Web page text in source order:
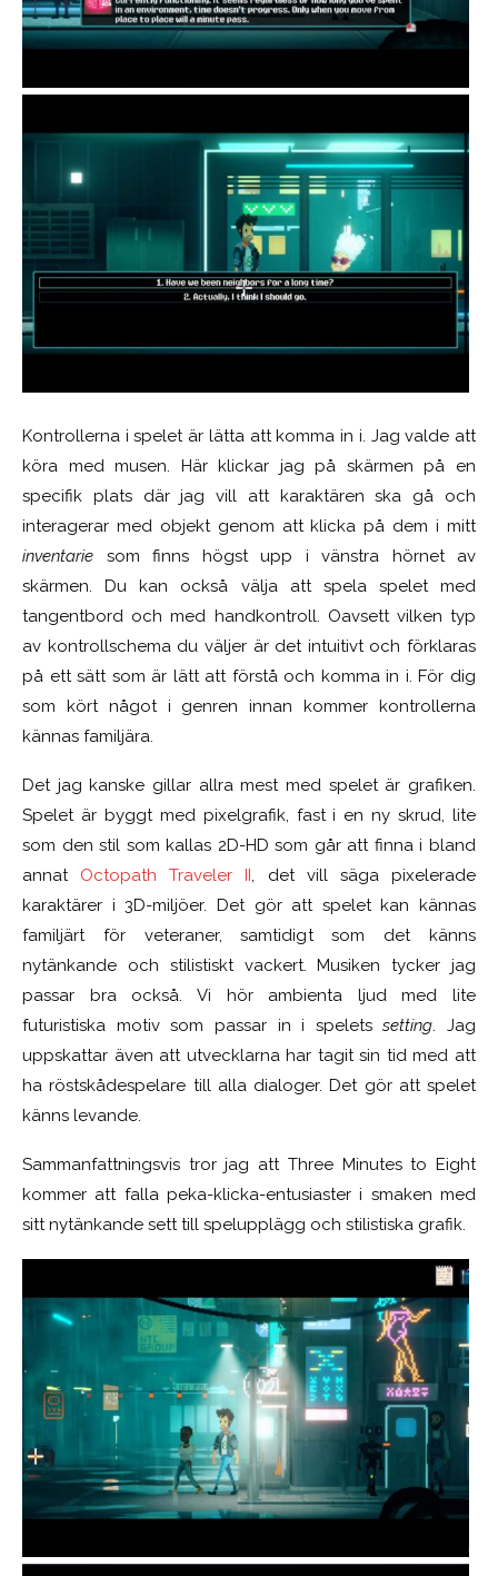
Kontrollerna i spelet är lätta att komma in i. Jag valde att
köra med musen. Här klickar jag på skärmen på en
specifik plats där jag vill att karaktären ska gå och
interagerar med objekt genom att klicka på dem i mitt
inventarie som finns högst upp i vänstra hörnet av
skärmen. Du kan också välja att spela spelet med
tangentbord och med handkontroll. Oavsett vilken typ
av kontrollschema du väljer är det intuitivt och förklaras
på ett sätt som är lätt att förstå och komma in i. För dig
som kört något i genren innan kommer kontrollerna
kännas familjära.
Det jag kanske gillar allra mest med spelet är grafiken.
Spelet är byggt med pixelgrafik, fast i en ny skrud, lite
som den stil som kallas 2D-HD som går att finna i bland
annat Octopath Traveler II, det vill säga pixelerade
karaktärer i 3D-miljöer. Det gör att spelet kan kännas
familjärt för veteraner, samtidigt som det känns
nytänkande och stilistiskt vackert. Musiken tycker jag
passar bra också. Vi hör ambienta ljud med lite
futuristiska motiv som passar in i speletssetting. Jag
uppskattar även att utvecklarna har tagit sin tid med att
ha röstskådespelare till alla dialoger. Det gör att spelet
känns levande.
Sammanfattningsvis tror jag att Three Minutes to Eight
kommer att falla peka-klicka-entusiaster i smaken med
sitt nytänkande sett till spelupplägg och stilistiska grafik.